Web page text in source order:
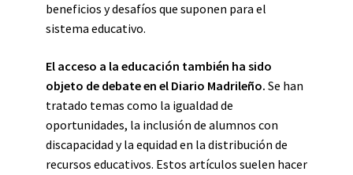
beneficios y desafíos que suponen para el
sistema educativo.
El acceso a la educación también ha sido
objeto de debate en el Diario Madrileño. Se han
tratado temas como la igualdad de
oportunidades, la inclusión de alumnos con
discapacidad y la equidad en la distribución de
recursos educativos. Estos artículos suelen hacer